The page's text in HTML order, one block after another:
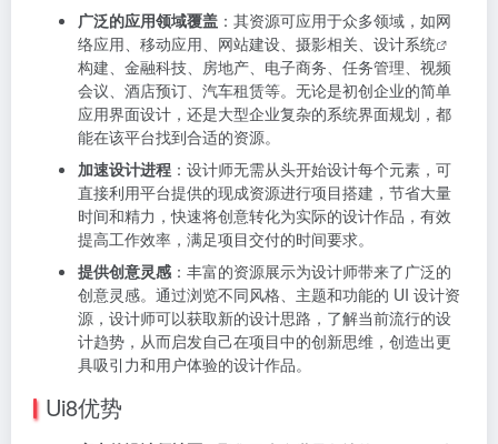
广泛的应用领域覆盖 ：其资源可应用于众多领域，如网
络应用、移动应用、网站建设、摄影相关、 设计系统
构建、金融科技、房地产、电子商务、任务管理、视频
会议、酒店预订、汽车租赁等。无论是初创企业的简单
应用界面设计，还是大型企业复杂的系统界面规划，都
能在该平台找到合适的资源。
加速设计进程 ：设计师无需从头开始设计每个元素，可
直接利用平台提供的现成资源进行项目搭建，节省大量
时间和精力，快速将创意转化为实际的设计作品，有效
提高工作效率，满足项目交付的时间要求。
提供创意灵感 ：丰富的资源展示为设计师带来了广泛的
创意灵感。通过浏览不同风格、主题和功能的 UI 设计资
源，设计师可以获取新的设计思路，了解当前流行的设
计趋势，从而启发自己在项目中的创新思维，创造出更
具吸引力和用户体验的设计作品。
Ui8优势